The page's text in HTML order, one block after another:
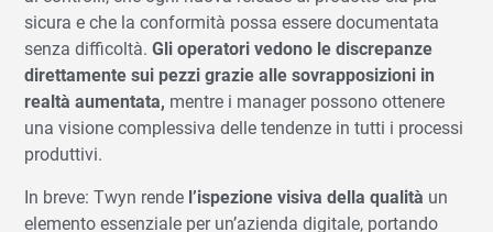
sicura e che la conformità possa essere documentata
senza difficoltà. Gli operatori vedono le discrepanze
direttamente sui pezzi grazie alle sovrapposizioni in
realtà aumentata, mentre i manager possono ottenere
una visione complessiva delle tendenze in tutti i processi
produttivi.
In breve: Twyn rende l’ispezione visiva della qualità un
elemento essenziale per un’azienda digitale, portando